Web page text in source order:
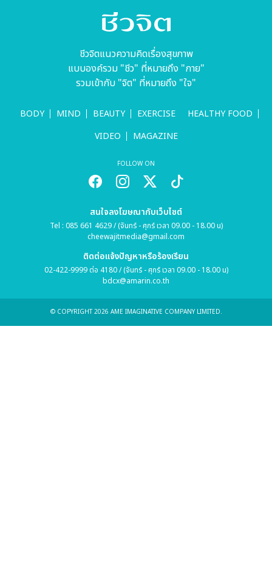
ชีวจิตแนวความคิดเรื่องสุขภาพ
แบบองค์รวม "ชีว" ที่หมายถึง "กาย"
รวมเข้ากับ "จิต" ที่หมายถึง "ใจ"
BODY MIND BEAUTY EXERCISE
HEALTHY FOOD
VIDEO
MAGAZINE
FOLLOW ON
สนใจลงโฆษณากับเว็บไซต์
Tel : 085 661 4629 / (จันทร์ - ศุกร์ เวลา 09.00 - 18.00 น)
cheewajitmedia@gmail.com
ติดต่อแจ้งปัญหาหรือร้องเรียน
02-422-9999 ต่อ 4180 / (จันทร์ - ศุกร์ เวลา 09.00 - 18.00 น)
bdcx@amarin.co.th
© COPYRIGHT 2026 AME IMAGINATIVE COMPANY LIMITED.